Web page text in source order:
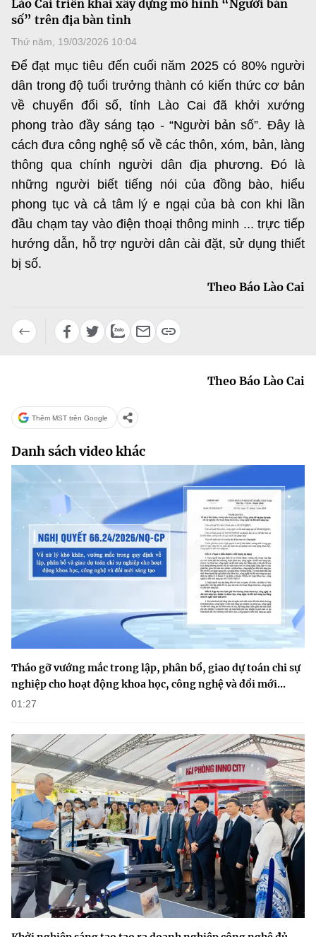
Sở Khoa học và Công nghệ
Chuyển đổi số
Sở hữu trí tuệ
Tiêu chuẩn, đo lường, chất lượng
Năng lượng nguyên tử
Tin tổng hợp
Tin địa phương
Văn bản QPPL
Lấy ý kiến người dân về dự thảo VBQPPL
MST IOFFICE
THỐNG KÊ
Khoa học và Công nghệ
Đổi mới sáng tạo
Chuyển đổi số
Bưu chính, Viễn thông
Sở hữu trí tuệ
Tiêu chuẩn, đo lường, chất lượng
Multimedia
THƯ ĐIỆN TỬ
Khác
Videos
Infographic
Ảnh
Voice
Chọn ngôn ngữ
BỘ KHOA HỌC VÀ CÔNG NGHỆ
Điều khoản sử dụng Theo dõi MST: Góp ý
Cơ quan chủ quản: Bộ Khoa học và Công nghệ (MST)
Chịu trách nhiệm nội dung: Nguyễn Thị Hải Hằng
Giám đốc Trung tâm Truyền thông Khoa học và Công nghệ.
Liên hệ
Địa chỉ: Ban Biên tập Cổng TTĐT - 18 Nguyễn Du, TP. Hà Nội
©2026 Bản quyền thuộc Bộ Khoa Học và Công Nghệ
(Ghi rõ nguồn "https://mst.gov.vn" khi phát hành lại thông tin từ
website này)
Lào Cai triển khai xây dựng mô hình “Người bản
số” trên địa bàn tỉnh
Thứ năm, 19/03/2026 10:04
Để đạt mục tiêu đến cuối năm 2025 có 80% người
dân trong độ tuổi trưởng thành có kiến thức cơ bản
về chuyển đổi số, tỉnh Lào Cai đã khởi xướng
phong trào đầy sáng tạo - “Người bản số”. Đây là
cách đưa công nghệ số về các thôn, xóm, bản, làng
thông qua chính người dân địa phương. Đó là
những người biết tiếng nói của đồng bào, hiểu
phong tục và cả tâm lý e ngại của bà con khi lần
đầu chạm tay vào điện thoại thông minh ... trực tiếp
hướng dẫn, hỗ trợ người dân cài đặt, sử dụng thiết
bị số.
Theo Báo Lào Cai
Theo Báo Lào Cai
Thêm MST trên Google
Danh sách video khác
Tháo gỡ vướng mắc trong lập, phân bổ, giao dự toán chi sự
nghiệp cho hoạt động khoa học, công nghệ và đổi mới...
01:27